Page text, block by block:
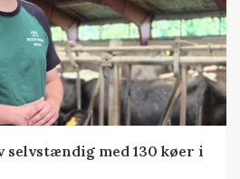
selvstændig med 130 køer i